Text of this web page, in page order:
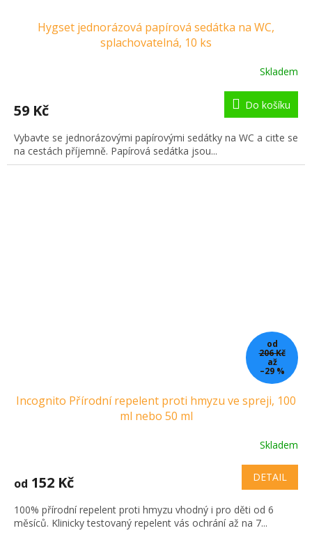
Hygset jednorázová papírová sedátka na WC,
splachovatelná, 10 ks
Skladem
59 Kč Do košíku
Vybavte se jednorázovými papírovými sedátky na WC a ciťte se
na cestách příjemně. Papírová sedátka jsou...
od
206 Kč
až
–29 %
Incognito Přírodní repelent proti hmyzu ve spreji, 100
ml nebo 50 ml
Skladem
od 152 Kč DETAIL
100% přírodní repelent proti hmyzu vhodný i pro děti od 6
měsíců. Klinicky testovaný repelent vás ochrání až na 7...